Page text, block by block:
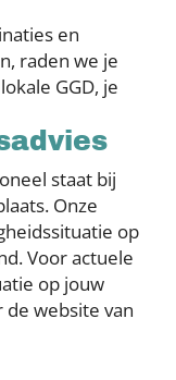
en
raden we je
GGD, je
staat bij
Onze
op
Voor actuele
op jouw
website van